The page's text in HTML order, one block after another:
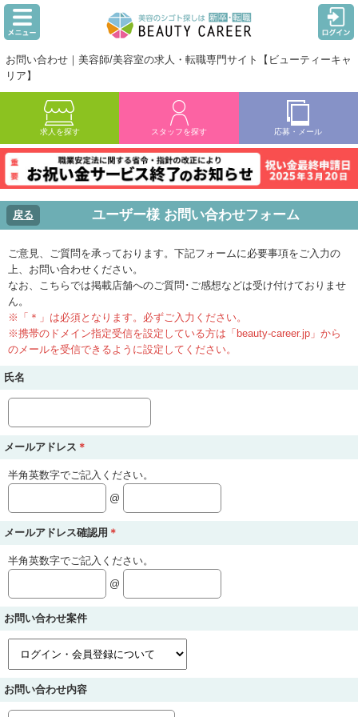
お問い合わせ｜美容師/美容室の求人・転職専門サイト【ビューティーキャ
リア】
求人を探す スタッフを探す 応募・メール
戻る ユーザー様 お問い合わせフォーム
ご意見、ご質問を承っております。下記フォームに必要事項をご入力の
上、お問い合わせください。
なお、こちらでは掲載店舗へのご質問･ご感想などは受け付けておりませ
ん。
※「＊」は必須となります。必ずご入力ください。
※携帯のドメイン指定受信を設定している方は「beauty-career.jp」から
のメールを受信できるように設定してください。
氏名
メールアドレス ＊
半角英数字でご記入ください。
@
メールアドレス確認用 ＊
半角英数字でご記入ください。
@
お問い合わせ案件
お問い合わせ内容